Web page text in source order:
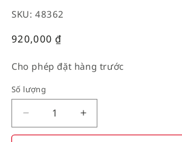
SKU: 48362
Giá
920,000₫
Cho phép đặt hàng trước
Số lượng
Decrease
quantity
Increase
quantity